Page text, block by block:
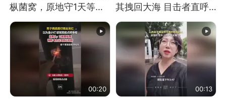
枞菌窝，原地守1天等它
长大：挖了140多朵
其拽回大海 目击者直呼
震惊 （视频来源：参考
消息）
00:20 00:13